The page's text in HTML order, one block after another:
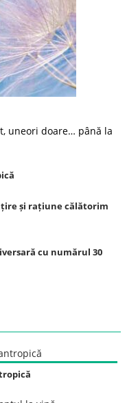
uneori doare… până la
și rațiune călătorim
cu numărul 30